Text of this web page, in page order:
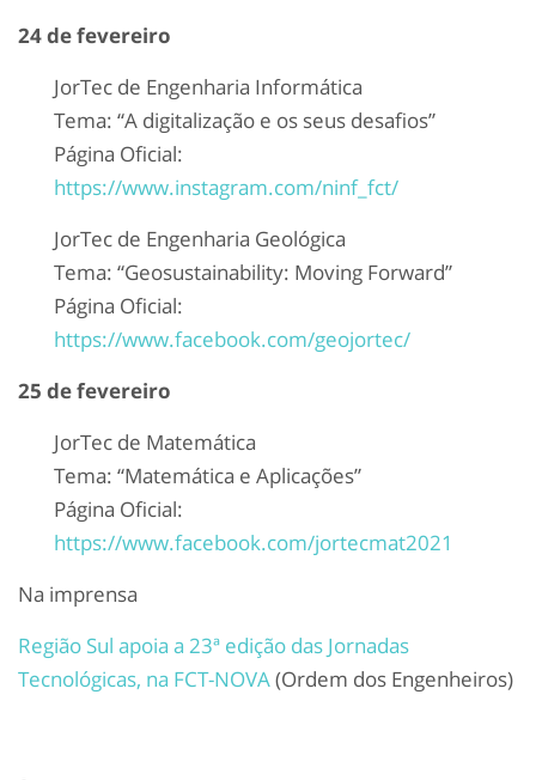
24 de fevereiro
JorTec de Engenharia Informática
Tema: “A digitalização e os seus desafios”
Página Oficial:
https://www.instagram.com/ninf_fct/
JorTec de Engenharia Geológica
Tema: “Geosustainability: Moving Forward”
Página Oficial:
https://www.facebook.com/geojortec/
25 de fevereiro
JorTec de Matemática
Tema: “Matemática e Aplicações”
Página Oficial:
https://www.facebook.com/jortecmat2021
Na imprensa
Região Sul apoia a 23ª edição das Jornadas
Tecnológicas, na FCT-NOVA(Ordem dos Engenheiros)